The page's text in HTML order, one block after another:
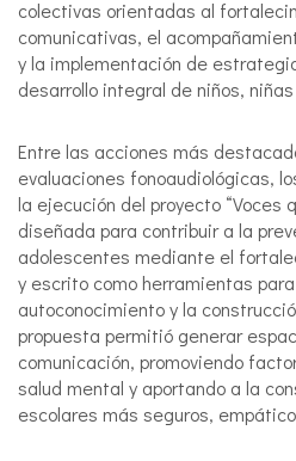
colectivas orientadas al
comunicativas, el
y la implementación de
desarrollo integral de niños,
Entre las acciones más
evaluaciones fonoaudiológicas,
la ejecución del proyecto “Voces
diseñada para contribuir a la
adolescentes mediante el
y escrito como herramientas
autoconocimiento y la
propuesta permitió generar
comunicación, promoviendo
salud mental y aportando a la
escolares más seguros,